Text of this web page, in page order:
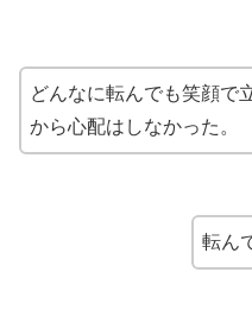
どんなに転んでも笑顔で
から心配はしなかった。
転ん